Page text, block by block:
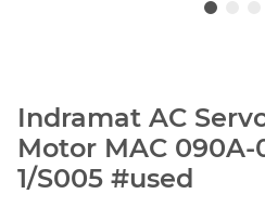
Indramat AC
Motor MAC 090A-
1/S005 #used